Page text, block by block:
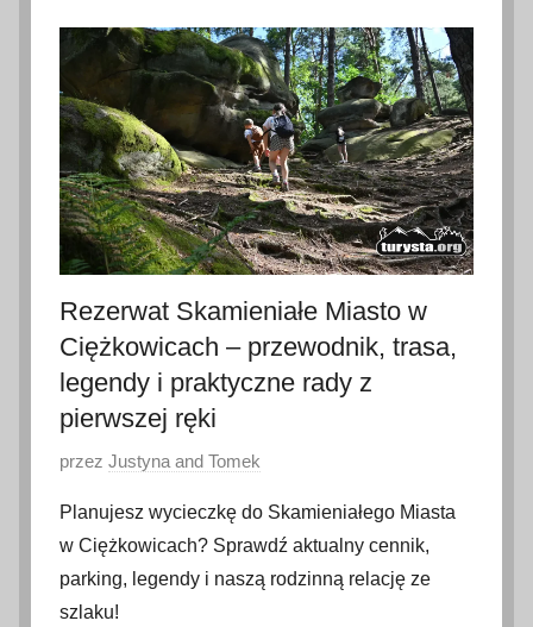
a
2
2
6
Rezerwat Skamieniałe Miasto w
Ciężkowicach – przewodnik, trasa,
legendy i praktyczne rady z
pierwszej ręki
O
u
b
l
i
przez Justyna and Tomek
Planujesz wycieczkę do Skamieniałego Miasta
w Ciężkowicach? Sprawdź aktualny cennik,
parking, legendy i naszą rodzinną relację ze
szlaku!